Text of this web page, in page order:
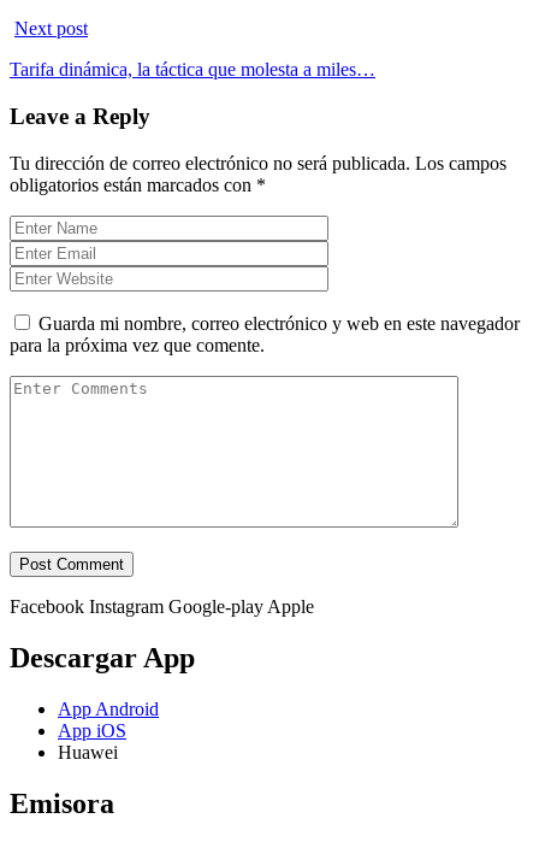
Next post
Tarifa dinámica, la táctica que molesta a miles…
Leave a Reply
Tu dirección de correo electrónico no será publicada. Los campos
obligatorios están marcados con *
Guarda mi nombre, correo electrónico y web en este navegador
para la próxima vez que comente.
Facebook Instagram Google-play Apple
Descargar App
App Android
App iOS
Huawei
Emisora